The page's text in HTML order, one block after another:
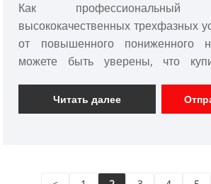
Как профессиональный
высококачественных трехфазных
от повышенного пониженного
можете быть уверены, что
напряжения на нашем заводе. И
лучшее послепродажное
Читать далее